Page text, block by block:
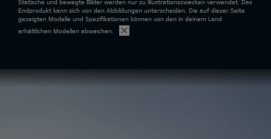
Statische und bewegte Bilder werden nur zu Illustrationszwecken verwendet. Das
Endprodukt kann sich von den Abbildungen unterscheiden. Die auf dieser Seite
gezeigten Modelle und Spezifikationen können von den in deinem Land
erhältlichen Modellen abweichen.